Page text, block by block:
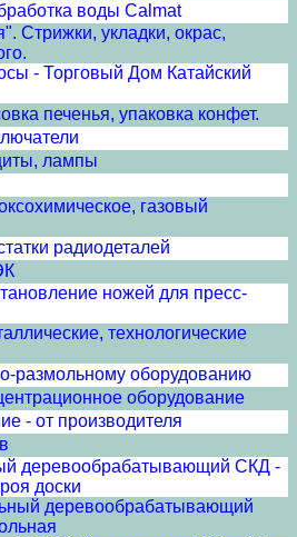
воды Calmat
Стрижки, укладки, окрас,
- Торговый Дом Катайский
печенья, упаковка конфет.
лампы
газовый
радиодеталей
ножей для пресс-
технологические
размольному оборудованию
оборудование
- от производителя
деревообрабатывающий СКД -
доски
деревообрабатывающий